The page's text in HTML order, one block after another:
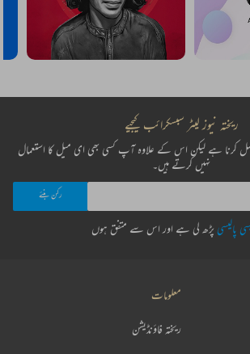
ریختہ نیوز لیٹر سبسکرائب کیجیے
کرنا ہے لیکن اس کے علاوہ آپ کسی بھی ای میل کا استعمال
نہیں کرتے ہیں۔
پالیسی پڑھ لی ہے اور اس سے متفق ہوں
معلومات
ریختہ فاؤنڈیشن